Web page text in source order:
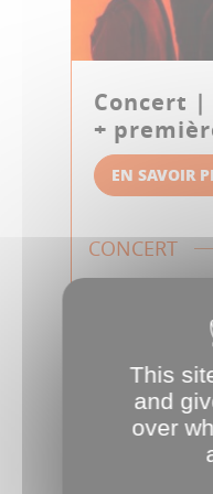
Concert |
+
EN SAVOIR
CONCERT
This
and
over